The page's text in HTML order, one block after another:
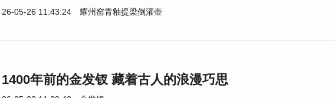
26-05-26 11:43:24 耀州窑青釉提梁倒灌壶
1400年前的金发钗 藏着古人的浪漫巧思